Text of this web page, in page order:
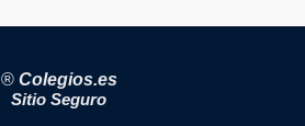
® Colegios.es
Sitio Seguro